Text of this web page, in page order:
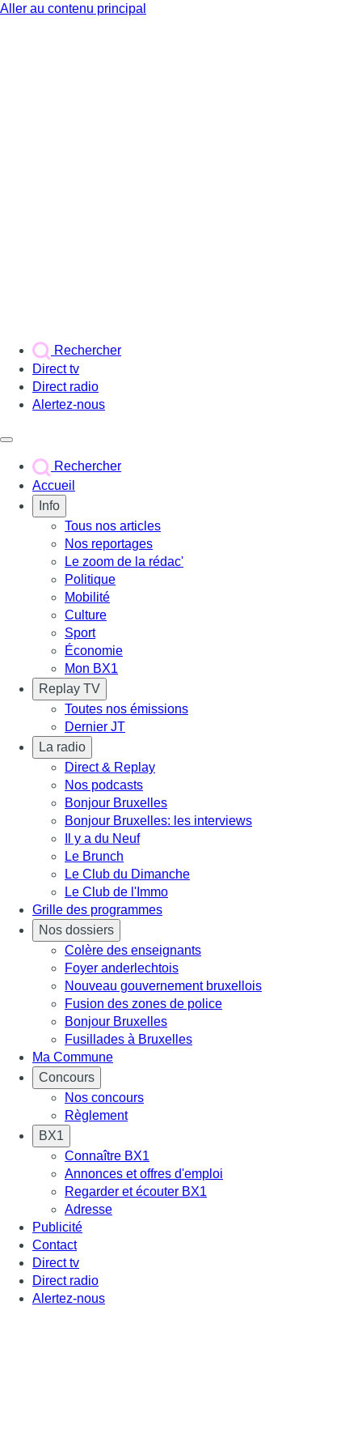
Aller au contenu principal
Rechercher
Direct tv
Direct radio
Alertez-nous
Rechercher
Accueil
Info
Tous nos articles
Nos reportages
Le zoom de la rédac'
Politique
Mobilité
Culture
Sport
Économie
Mon BX1
Replay TV
Toutes nos émissions
Dernier JT
La radio
Direct & Replay
Nos podcasts
Bonjour Bruxelles
Bonjour Bruxelles: les interviews
Il y a du Neuf
Le Brunch
Le Club du Dimanche
Le Club de l'Immo
Grille des programmes
Nos dossiers
Colère des enseignants
Foyer anderlechtois
Nouveau gouvernement bruxellois
Fusion des zones de police
Bonjour Bruxelles
Fusillades à Bruxelles
Ma Commune
Concours
Nos concours
Règlement
BX1
Connaître BX1
Annonces et offres d'emploi
Regarder et écouter BX1
Adresse
Publicité
Contact
Direct tv
Direct radio
Alertez-nous